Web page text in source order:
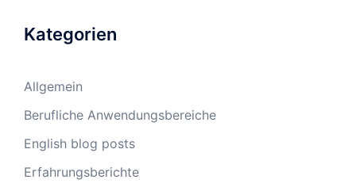
Kategorien
Allgemein
Berufliche Anwendungsbereiche
English blog posts
Erfahrungsberichte